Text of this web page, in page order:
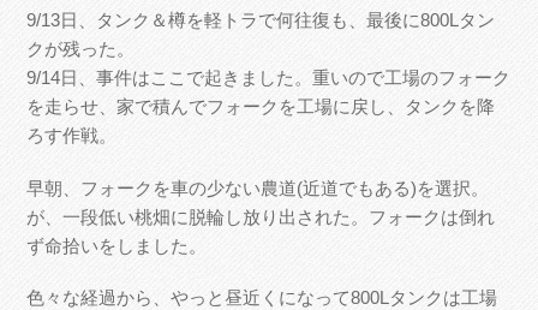
9/13日、タンク＆樽を軽トラで何往復も、最後に800Lタン
クが残った。
9/14日、事件はここで起きました。重いので工場のフォーク
を走らせ、家で積んでフォークを工場に戻し、タンクを降
ろす作戦。
早朝、フォークを車の少ない農道(近道でもある)を選択。
が、一段低い桃畑に脱輪し放り出された。フォークは倒れ
ず命拾いをしました。
色々な経過から、やっと昼近くになって800Lタンクは工場